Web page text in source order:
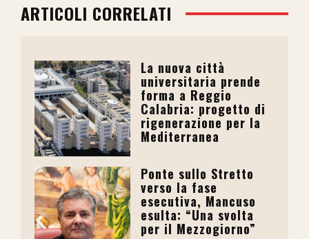
ARTICOLI CORRELATI
La nuova città
universitaria prende
forma a Reggio
Calabria: progetto di
rigenerazione per la
Mediterranea
Ponte sullo Stretto
verso la fase
esecutiva, Mancuso
esulta: “Una svolta
per il Mezzogiorno”